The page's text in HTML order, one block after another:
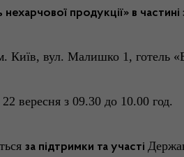
продукції» в
Київ, вул. Малишко 1, готель
22 вересня з 09.30 до 10.00 год.
за підтримки та участі